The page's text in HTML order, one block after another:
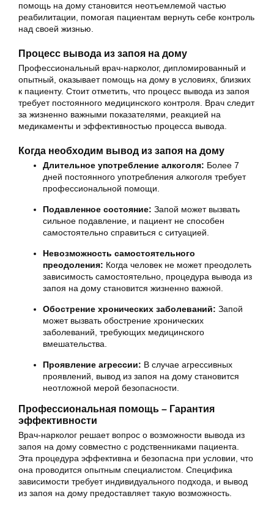
помощь на дому становится неотъемлемой частью
реабилитации, помогая пациентам вернуть себе контроль
над своей жизнью.
Процесс вывода из запоя на дому
Профессиональный врач-нарколог, дипломированный и
опытный, оказывает помощь на дому в условиях, близких
к пациенту. Стоит отметить, что процесс вывода из запоя
требует постоянного медицинского контроля. Врач следит
за жизненно важными показателями, реакцией на
медикаменты и эффективностью процесса вывода.
Когда необходим вывод из запоя на дому
Длительное употребление алкоголя: Более 7
дней постоянного употребления алкоголя требует
профессиональной помощи.
Подавленное состояние: Запой может вызвать
сильное подавление, и пациент не способен
самостоятельно справиться с ситуацией.
Невозможность самостоятельного
преодоления: Когда человек не может преодолеть
зависимость самостоятельно, процедура вывода из
запоя на дому становится жизненно важной.
Обострение хронических заболеваний: Запой
может вызвать обострение хронических
заболеваний, требующих медицинского
вмешательства.
Проявление агрессии: В случае агрессивных
проявлений, вывод из запоя на дому становится
неотложной мерой безопасности.
Профессиональная помощь – Гарантия
эффективности
Врач-нарколог решает вопрос о возможности вывода из
запоя на дому совместно с родственниками пациента.
Эта процедура эффективна и безопасна при условии, что
она проводится опытным специалистом. Специфика
зависимости требует индивидуального подхода, и вывод
из запоя на дому предоставляет такую возможность.